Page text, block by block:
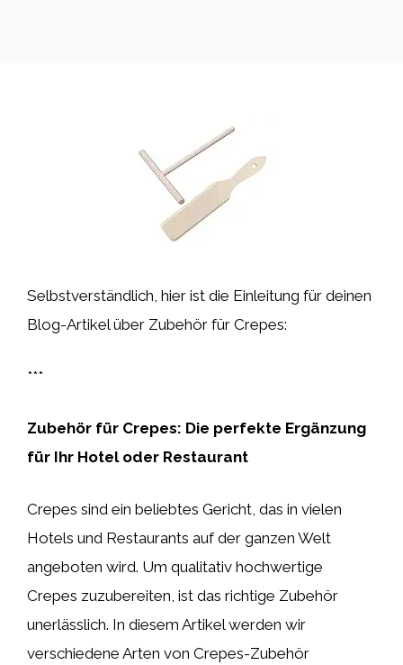
Selbstverständlich, hier ist die Einleitung für deinen
Blog-Artikel über Zubehör für Crepes:
***
Zubehör für Crepes: Die perfekte Ergänzung
für Ihr Hotel oder Restaurant
Crepes sind ein beliebtes Gericht, das in vielen
Hotels und Restaurants auf der ganzen Welt
angeboten wird. Um qualitativ hochwertige
Crepes zuzubereiten, ist das richtige Zubehör
unerlässlich. In diesem Artikel werden wir
verschiedene Arten von Crepes-Zubehör